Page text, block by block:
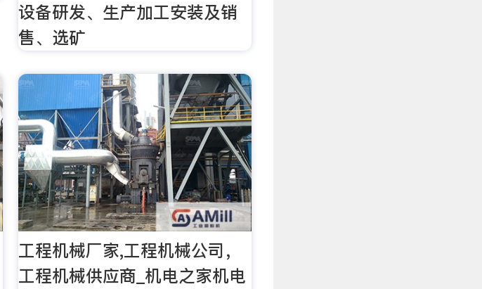
设备研发、生产加工安装及销
售、选矿
工程机械厂家,工程机械公司，
工程机械供应商_机电之家机电